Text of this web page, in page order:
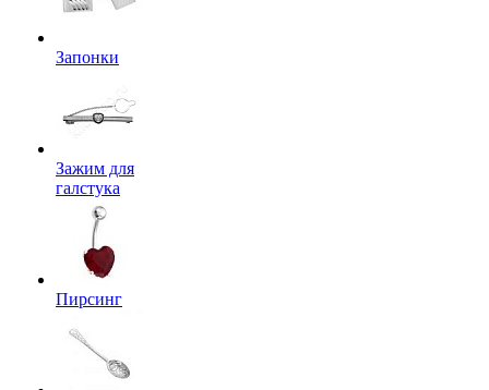
Запонки
Зажим для
галстука
Пирсинг